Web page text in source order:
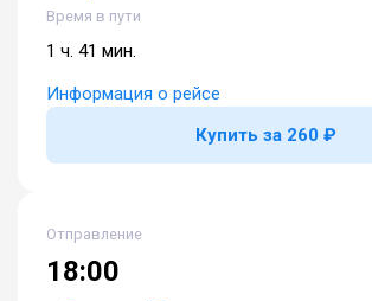
Время в пути
1 ч. 41 мин.
Информация о рейсе
Купить за 260 ₽
Отправление
18:00